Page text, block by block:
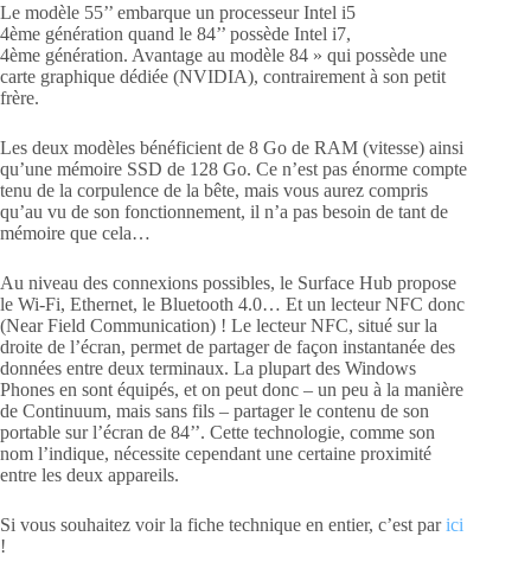
Le modèle 55’’ embarque un processeur Intel i5
4ème génération quand le 84’’ possède Intel i7,
4ème génération. Avantage au modèle 84 » qui possède une
carte graphique dédiée (NVIDIA), contrairement à son petit
frère.
Les deux modèles bénéficient de 8 Go de RAM (vitesse) ainsi
qu’une mémoire SSD de 128 Go. Ce n’est pas énorme compte
tenu de la corpulence de la bête, mais vous aurez compris
qu’au vu de son fonctionnement, il n’a pas besoin de tant de
mémoire que cela…
Au niveau des connexions possibles, le Surface Hub propose
le Wi-Fi, Ethernet, le Bluetooth 4.0… Et un lecteur NFC donc
(Near Field Communication) ! Le lecteur NFC, situé sur la
droite de l’écran, permet de partager de façon instantanée des
données entre deux terminaux. La plupart des Windows
Phones en sont équipés, et on peut donc – un peu à la manière
de Continuum, mais sans fils – partager le contenu de son
portable sur l’écran de 84’’. Cette technologie, comme son
nom l’indique, nécessite cependant une certaine proximité
entre les deux appareils.
Si vous souhaitez voir la fiche technique en entier, c’est parici
!